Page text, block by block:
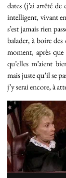
dates (j’ai arrêté
intelligent, vivant
s’est jamais rien
balader, à boire
moment, après
qu’elles m’aient
mais juste qu’il se
j’y serai encore, à